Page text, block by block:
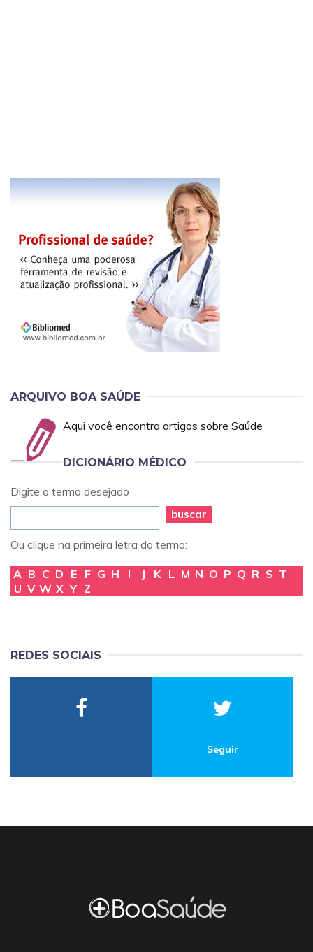
ARQUIVO BOA SAÚDE
Aqui você encontra artigos sobre Saúde
DICIONÁRIO MÉDICO
Digite o termo desejado
buscar
Ou clique na primeira letra do termo:
A B C D E F G H I J K L M N O P Q R S T
U V W X Y Z
REDES SOCIAIS
Seguir